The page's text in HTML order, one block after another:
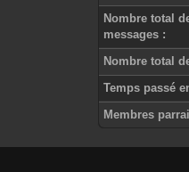
Nombre total
messages :
Nombre total
Temps passé
Membres